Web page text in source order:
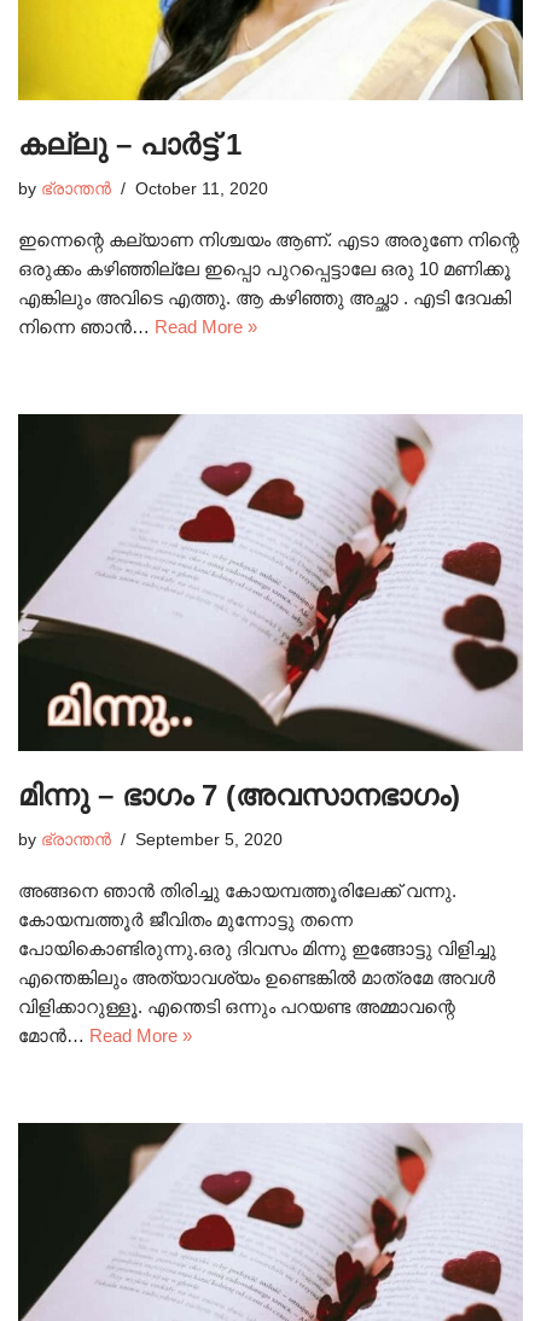
കല്ലു – പാർട്ട് 1
by ഭ്രാന്തൻ October 11, 2020
ഇന്നെന്റെ കല്യാണ നിശ്ചയം ആണ്. എടാ അരുണേ നിന്റെ
ഒരുക്കം കഴിഞ്ഞില്ലേ ഇപ്പൊ പുറപ്പെട്ടാലേ ഒരു 10 മണിക്കൂ
എങ്കിലും അവിടെ എത്തു. ആ കഴിഞ്ഞു അച്ഛാ . എടി ദേവകി
നിന്നെ ഞാൻ… Read More »
മിന്നു – ഭാഗം 7 (അവസാനഭാഗം)
by ഭ്രാന്തൻ September 5, 2020
അങ്ങനെ ഞാൻ തിരിച്ചു കോയമ്പത്തൂരിലേക്ക് വന്നു.
കോയമ്പത്തൂർ ജീവിതം മുന്നോട്ടു തന്നെ
പോയികൊണ്ടിരുന്നു.ഒരു ദിവസം മിന്നു ഇങ്ങോട്ടു വിളിച്ചു
എന്തെങ്കിലും അത്യാവശ്യം ഉണ്ടെങ്കിൽ മാത്രമേ അവൾ
വിളിക്കാറുള്ളൂ. എന്തെടി ഒന്നും പറയണ്ട അമ്മാവന്റെ
മോൻ… Read More »